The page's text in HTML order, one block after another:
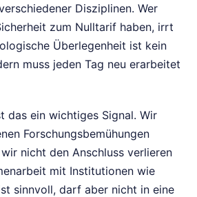
Disziplinen. Wer
zum Nulltarif haben, irrt
Überlegenheit ist kein
muss jeden Tag neu erarbeitet
das ein wichtiges Signal. Wir
Forschungsbemühungen
nicht den Anschluss verlieren
mit Institutionen wie
sinnvoll, darf aber nicht in eine